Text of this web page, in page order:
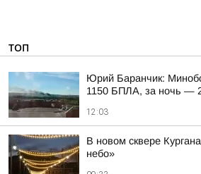
ТОП
Юрий Баранчик:
1150 БПЛА, за ночь —
12:03
В новом сквере
небо»